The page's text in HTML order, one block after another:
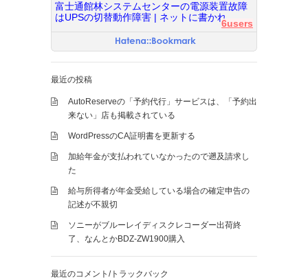
富士通館林システムセンターの電源装置故障
はUPSの切替動作障害 | ネットに書かれ...
6users
最近の投稿
AutoReserveの「予約代行」サービスは、「予約出
来ない」店も掲載されている
WordPressのCA証明書を更新する
加給年金が支払われていなかったので遡及請求し
た
給与所得者が年金受給している場合の確定申告の
記述が不親切
ソニーがブルーレイディスクレコーダー出荷終
了、なんとかBDZ-ZW1900購入
最近のコメント/トラックバック